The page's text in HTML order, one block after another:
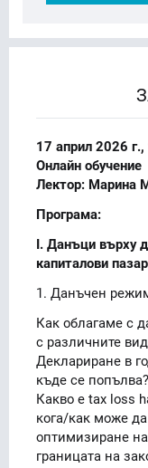
17 април 2026
Онлайн обучение
Лектор: Марина
Програма:
I. Данъци върху
капиталови
1. Данъчен
Как облагаме с
с различните
Деклариране в
къде се попълва?
Какво е tax loss
кога/как може
оптимизиране
границата на